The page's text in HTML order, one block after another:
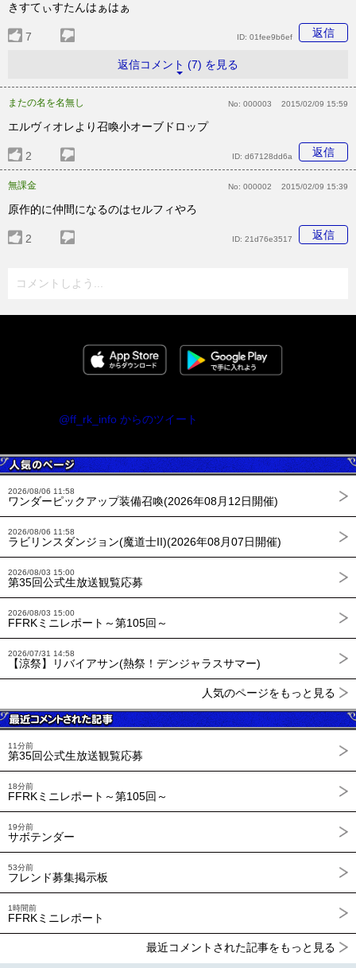
きすてぃすたんはぁはぁ
7 返信
ID: 01fee9b6ef
返信コメント (7) を見る
またの名を名無し No: 000003 2015/02/09 15:59
エルヴィオレより召喚小オーブドロップ
2 返信
ID: d67128dd6a
無課金 No: 000002 2015/02/09 15:39
原作的に仲間になるのはセルフィやろ
2 返信
ID: 21d76e3517
コメントしよう...
@ff_rk_info からのツイート
2026/08/06 11:58
ワンダーピックアップ装備召喚(2026年08月12日開催)
2026/08/06 11:58
ラビリンスダンジョン(魔道士II)(2026年08月07日開催)
2026/08/03 15:00
第35回公式生放送観覧応募
2026/08/03 15:00
FFRKミニレポート～第105回～
2026/07/31 14:58
【涼祭】リバイアサン(熱祭！デンジャラスサマー)
人気のページをもっと見る
11分前
第35回公式生放送観覧応募
18分前
FFRKミニレポート～第105回～
19分前
サボテンダー
53分前
フレンド募集掲示板
1時間前
FFRKミニレポート
最近コメントされた記事をもっと見る